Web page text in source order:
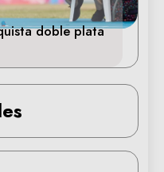
doble plata